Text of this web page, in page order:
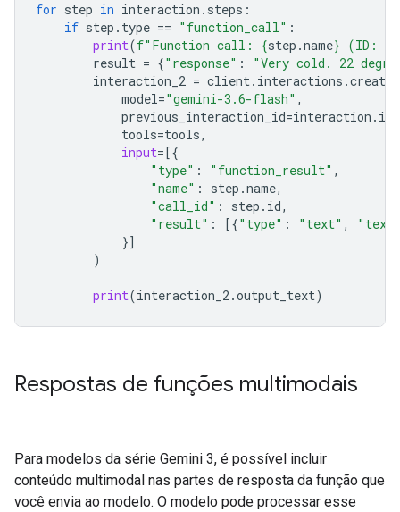
for step in interaction . steps :
if step . type == "function_call" :
print(f"Function call: {step .name} (ID:
result = {"response" :
"Very cold. 22
interaction_2 = client. interactions .create
model="gemini-3.6-flash" ,
previous_interaction_id=interaction . id
tools=tools,
input= [{
"type" : "function_result" ,
"name" : step .name,
"call_id" : step . id,
"result" : [{"type" : "text" ,
}]
)
print(interaction_2.output_text)
Respostas de funções multimodais
Para modelos da série Gemini 3, é possível incluir
conteúdo multimodal nas partes de resposta da função que
você envia ao modelo. O modelo pode processar esse